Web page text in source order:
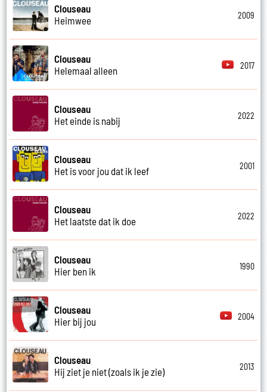
Clouseau
Heimwee
2009
Clouseau
Helemaal alleen
2017
Clouseau
Het einde is nabij
2022
Clouseau
Het is voor jou dat ik leef
2001
Clouseau
Het laatste dat ik doe
2022
Clouseau
Hier ben ik
1990
Clouseau
Hier bij jou
2004
Clouseau
Hij ziet je niet (zoals ik je zie)
2013